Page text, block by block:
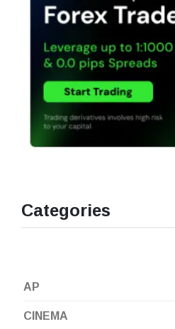
Categories
AP
CINEMA